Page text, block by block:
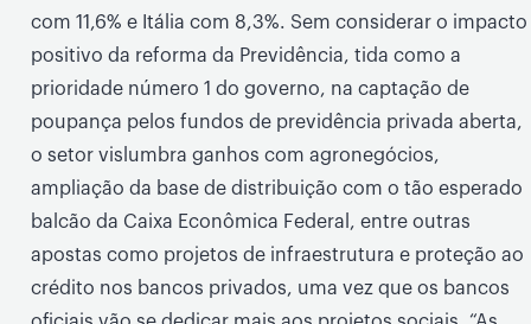
com 11,6% e Itália com 8,3%. Sem considerar o impacto
positivo da reforma da Previdência, tida como a
prioridade número 1 do governo, na captação de
poupança pelos fundos de previdência privada aberta,
o setor vislumbra ganhos com agronegócios,
ampliação da base de distribuição com o tão esperado
balcão da Caixa Econômica Federal, entre outras
apostas como projetos de infraestrutura e proteção ao
crédito nos bancos privados, uma vez que os bancos